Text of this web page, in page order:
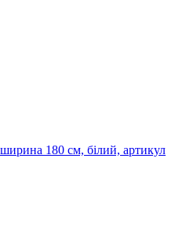
180 см, білий, артикул